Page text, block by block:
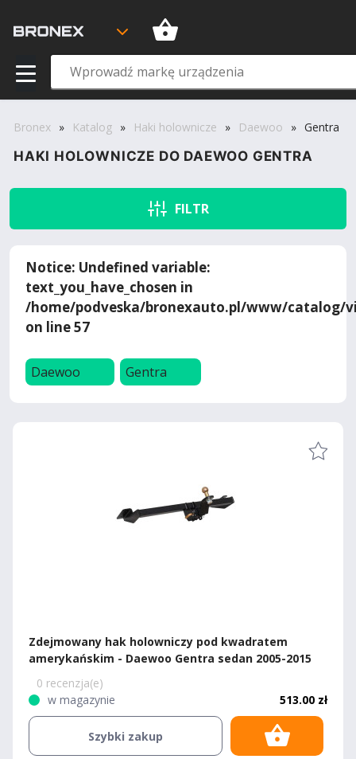
Bronex » Katalog » Haki holownicze » Daewoo » Gentra
HAKI HOLOWNICZE DO DAEWOO GENTRA
FILTR
Notice: Undefined variable:
text_you_have_chosen in
/home/podveska/bronexauto.pl/www/catalog/
on line57
Daewoo Gentra
Zdejmowany hak holowniczy pod kwadratem
amerykańskim - Daewoo Gentra sedan 2005-2015
0 recenzja(e)
w magazynie
513.00 zł
Szybki zakup